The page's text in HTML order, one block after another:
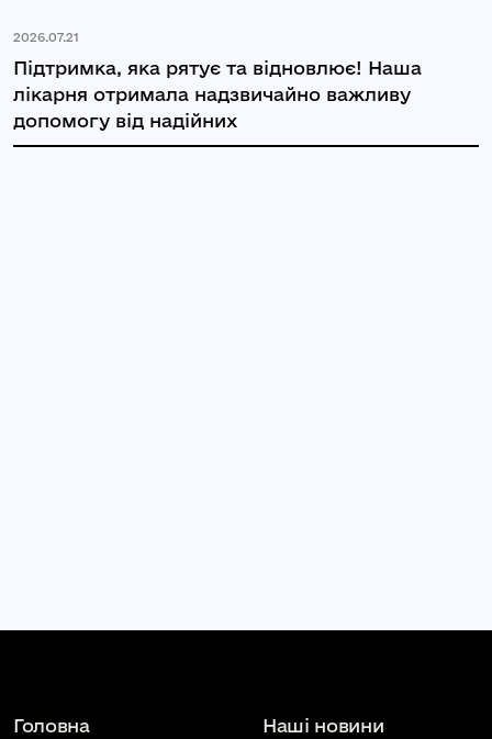
2026.07.21
Підтримка, яка рятує та відновлює! Наша
лікарня отримала надзвичайно важливу
допомогу від надійних
Головна Наші новини